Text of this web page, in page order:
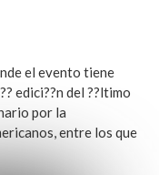
el evento tiene
edici??n del ??ltimo
por la
entre los que